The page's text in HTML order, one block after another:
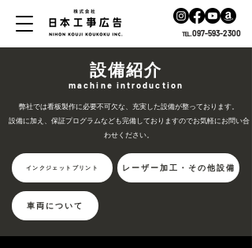
℡.097-593-2300
設備紹介
machine introduction
弊社では看板製作に必要不可欠な、充実した設備が整っております。
​設備に加え、保証プログラムなども完備しておりますのでお気軽にお問い合
わせください。
インクジェットプリント レーザー加工・その他設備
車両について